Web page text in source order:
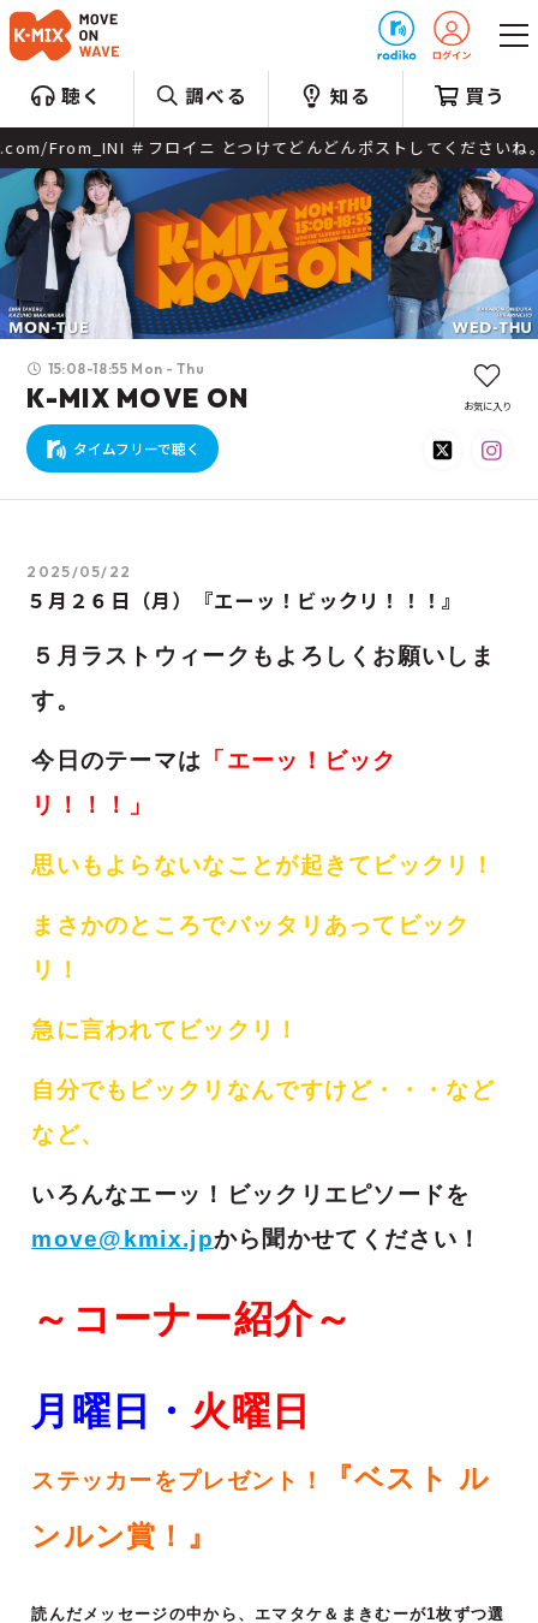
聴く 調べる 知る 買う
＃フロイニ とつけてどんどんポストしてくださいね。 番
15:08-18:55 Mon - Thu
K-MIX MOVE ON
タイムフリーで聴く
お気に入り
2025/05/22
５月２６日（月）『エーッ！ビックリ！！！』
５月ラストウィークもよろしくお願いしま
す。
今日のテーマは 「エーッ！ビック
リ！！！」
思いもよらないなことが起きてビックリ！
まさかのところでバッタリあってビック
リ！
急に言われてビックリ！
自分でもビックリなんですけど・・・など
など、
いろんなエーッ！ビックリエピソードを
move@kmix.jpから聞かせてください！
～コーナー紹介～
月曜日・ 火曜日
ステッカーをプレゼント！
『ベスト ル
ンルン賞！』
読んだメッセージの中から、エマタケ＆まきむーが1枚ずつ選